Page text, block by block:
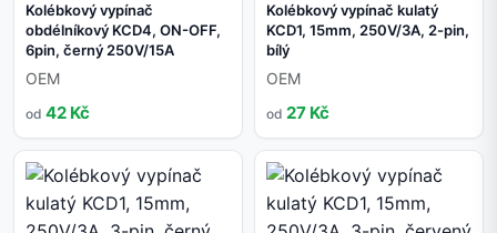
Kolébkový vypínač
obdélníkový KCD4, ON-OFF,
6pin, černý 250V/15A
OEM
od 42 Kč
Kolébkový vypínač kulatý
KCD1, 15mm, 250V/3A, 2-pin,
bílý
OEM
od 27 Kč